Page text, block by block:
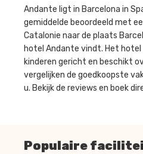
Andante ligt in Barcelona in
gemiddelde beoordeeld met
Catalonie naar de plaats
hotel Andante vindt. Het hotel
kinderen gericht en beschikt
vergelijken de goedkoopste
u. Bekijk de reviews en boek
Populaire